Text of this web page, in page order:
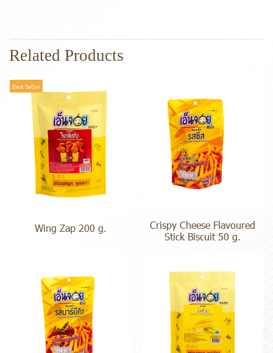
Related Products
Best Seller
Wing Zap 200 g.
Crispy Cheese Flavoured
Stick Biscuit 50 g.